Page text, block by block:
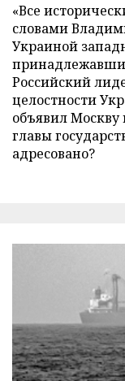
«Все
словами
Украиной
Российский
целостности
объявил Москву
главы
адресовано?